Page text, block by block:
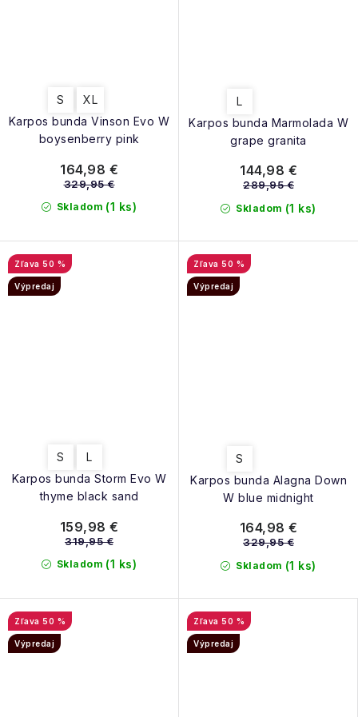
Karpos bunda Vinson Evo W
boysenberry pink
S XL
Skladom (1 ks)
164,98 €
329,95 €
Karpos bunda Marmolada W
grape granita
L
Skladom (1 ks)
144,98 €
289,95 €
Karpos bunda Storm Evo W
thyme black sand
50 %
Výpredaj
S L
Skladom (1 ks)
159,98 €
319,95 €
Karpos bunda Alagna Down
W blue midnight
50 %
Výpredaj
S
Skladom (1 ks)
164,98 €
329,95 €
50 %
Výpredaj
50 %
Výpredaj